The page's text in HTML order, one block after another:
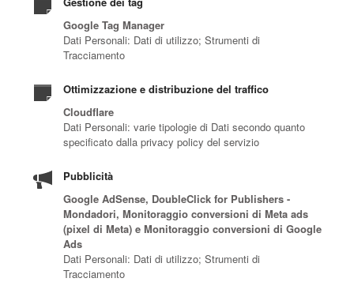
Google Tag Manager
Dati Personali: Dati di utilizzo; Strumenti di
Tracciamento
Ottimizzazione e distribuzione del traffico
Cloudflare
Dati Personali: varie tipologie di Dati secondo quanto
specificato dalla privacy policy del servizio
Pubblicità
Google AdSense, DoubleClick for Publishers -
Mondadori, Monitoraggio conversioni di Meta ads
(pixel di Meta) e Monitoraggio conversioni di Google
Ads
Dati Personali: Dati di utilizzo; Strumenti di
Tracciamento